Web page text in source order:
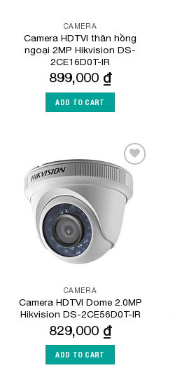
CAMERA
Camera HDTVI thân hồng
ngoại 2MP Hikvision DS-
2CE16D0T-IR
899,000 ₫
ADD TO CART
Add to
Wishlist
CAMERA
Camera HDTVI Dome 2.0MP
Hikvision DS-2CE56D0T-IR
829,000 ₫
ADD TO CART